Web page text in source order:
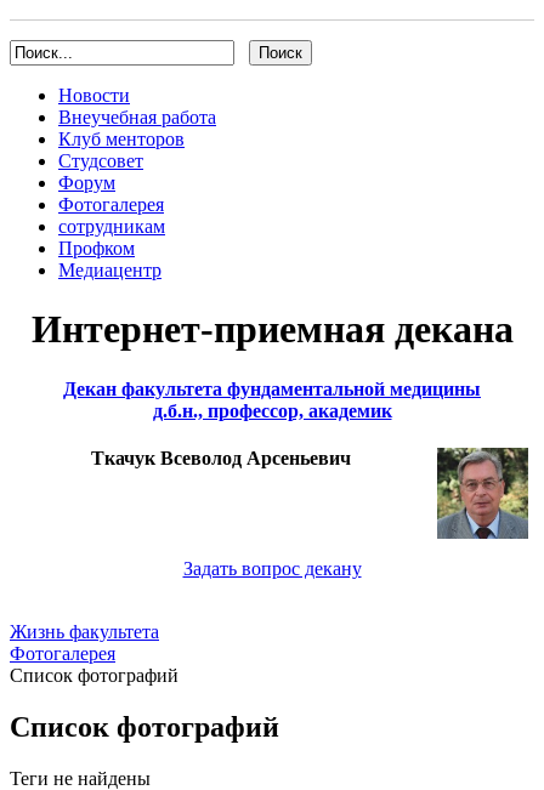
Новости
Внеучебная работа
Клуб менторов
Студсовет
Форум
Фотогалерея
сотрудникам
Профком
Медиацентр
Интернет-приемная декана
Декан факультета фундаментальной медицины
д.б.н., профессор, академик
Ткачук Всеволод Арсеньевич
Задать вопрос декану
Жизнь факультета
Фотогалерея
Список фотографий
Список фотографий
Теги не найдены